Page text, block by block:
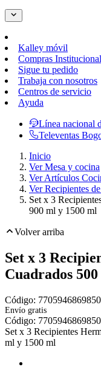
Kalley móvil
Compras
Sigue tu pedido
Trabaja con nosotros
Centros de servicio
Ayuda
Línea nacional
Televentas
Inicio
Ver Mesa y cocina
Ver Artículos
Ver Recipientes
Set x 3
900 ml y 1500 ml
Volver arriba
Set x 3
Cuadrados
Código: 7705946869850
Envío gratis Toca
Código: 7705946869850
Set x 3 Recipientes
ml y 1500 ml